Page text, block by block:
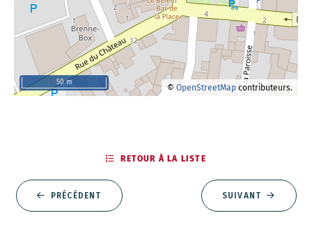
© OpenStreetMap contributeurs.
50 m
PRÉCÉDENT
RETOUR À LA LISTE
SUIVANT